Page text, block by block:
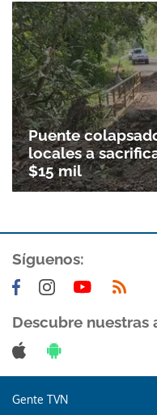
Puente
locales a
$15 mil
Síguenos:
Descubre nuestras
Gente TVN